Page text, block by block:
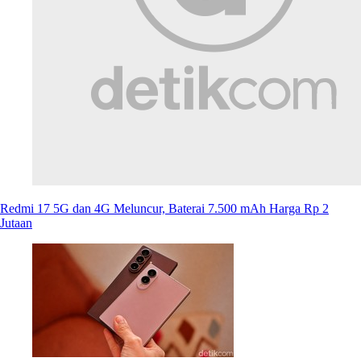
Redmi 17 5G dan 4G Meluncur, Baterai 7.500 mAh Harga Rp 2
Jutaan